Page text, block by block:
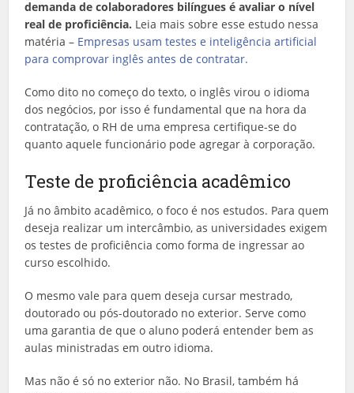
demanda de colaboradores bilíngues é avaliar o nível
real de proficiência. Leia mais sobre esse estudo nessa
matéria – Empresas usam testes e inteligência artificial
para comprovar inglês antes de contratar.
Como dito no começo do texto, o inglês virou o idioma
dos negócios, por isso é fundamental que na hora da
contratação, o RH de uma empresa certifique-se do
quanto aquele funcionário pode agregar à corporação.
Teste de proficiência acadêmico
Já no âmbito acadêmico, o foco é nos estudos. Para quem
deseja realizar um intercâmbio, as universidades exigem
os testes de proficiência como forma de ingressar ao
curso escolhido.
O mesmo vale para quem deseja cursar mestrado,
doutorado ou pós-doutorado no exterior. Serve como
uma garantia de que o aluno poderá entender bem as
aulas ministradas em outro idioma.
Mas não é só no exterior não. No Brasil, também há